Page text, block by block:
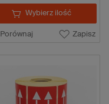
Porównaj Zapisz
Wybierz ilość